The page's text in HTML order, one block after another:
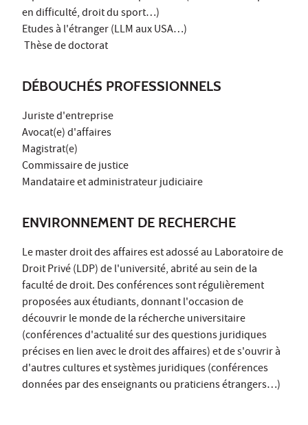
en difficulté, droit du sport…)
Etudes à l'étranger (LLM aux USA…)
Thèse de doctorat
DÉBOUCHÉS PROFESSIONNELS
Juriste d'entreprise
Avocat(e) d'affaires
Magistrat(e)
Commissaire de justice
Mandataire et administrateur judiciaire
ENVIRONNEMENT DE RECHERCHE
Le master droit des affaires est adossé au Laboratoire de
Droit Privé (LDP) de l'université, abrité au sein de la
faculté de droit. Des conférences sont régulièrement
proposées aux étudiants, donnant l'occasion de
découvrir le monde de la récherche universitaire
(conférences d'actualité sur des questions juridiques
précises en lien avec le droit des affaires) et de s'ouvrir à
d'autres cultures et systèmes juridiques (conférences
données par des enseignants ou praticiens étrangers…)